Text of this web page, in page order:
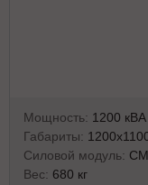
Мощность: 1200
Габариты:
Силовой модуль:
Вес: 680 кг